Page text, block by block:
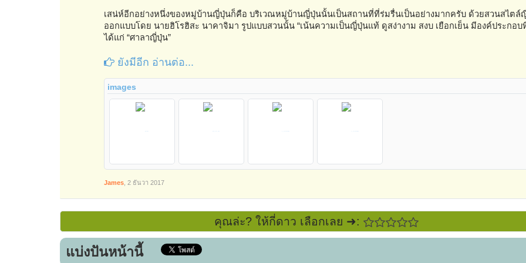
เสน่ห์อีกอย่างหนึ่งของหมู่บ้านญี่ปุ่นก็คือ บริเวณหมู่บ้านญี่ปุ่นนั้นเป็นสถานที่ที่ร่มรื่นเป็นอย่างมากครับ ด้วยสวนสไตล์
ออกแบบโดย นายฮิโรฮิสะ นาคาจิมา รูปแบบสวนนั้น “เน้นความเป็นญี่ปุ่นแท้ ดูสง่างาม สงบ เยือกเย็น มีองค์ประกอ
ได้แก่ “ศาลาญี่ปุ่น”
ยังมีอีก อ่านต่อ...
images
James, 2 ธันวา 2017
คุณล่ะ? ให้กี่ดาว เลือกเลย ➜:
แบ่งปันหน้านี้